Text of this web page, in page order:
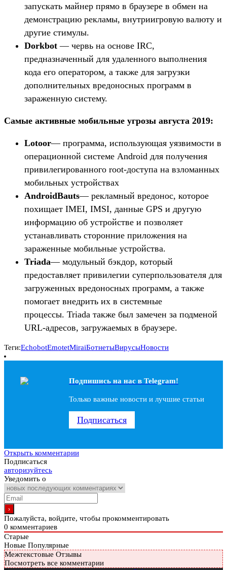
запускать майнер прямо в браузере в обмен на
демонстрацию рекламы, внутриигровую валюту и
другие стимулы.
Dorkbot— червь на основе IRC,
предназначенный для удаленного выполнения
кода его оператором, а также для загрузки
дополнительных вредоносных программ в
зараженную систему.
Самые активные мобильные угрозы августа 2019:
Lotoor— программа, использующая уязвимости в
операционной системе Android для получения
привилегированного root-доступа на взломанных
мобильных устройствах
AndroidBauts— рекламный вредонос, которое
похищает IMEI, IMSI, данные GPS и другую
информацию об устройстве и позволяет
устанавливать сторонние приложения на
зараженные мобильные устройства.
Triada— модульный бэкдор, который
предоставляет привилегии суперпользователя для
загруженных вредоносных программ, а также
помогает внедрить их в системные
процессы. Triada также был замечен за подменой
URL-адресов, загружаемых в браузере.
Теги:EchobotEmotetMiraiБотнетыВирусыНовости
Подпишись на наc в Telegram!
Только важные новости и лучшие статьи
Подписаться
Открыть комментарии
Подписаться
авторизуйтесь
Уведомить о
Пожалуйста, войдите, чтобы прокомментировать
0 комментариев
Старые
Новые Популярные
Межтекстовые Отзывы
Посмотреть все комментарии